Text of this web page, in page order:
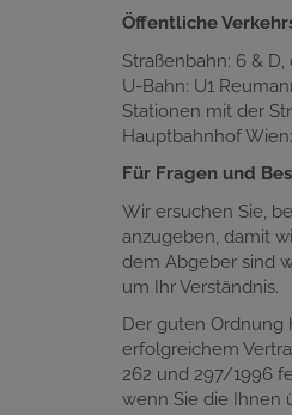
Öffentliche
Straßenbahn: 6 & D,
U-Bahn: U1
Stationen mit der
Hauptbahnhof
Für Fragen und
Wir ersuchen Sie,
anzugeben, damit
dem Abgeber sind
um Ihr Verständnis.
Der guten Ordnung
erfolgreichem
262 und 297/1996
wenn Sie die Ihnen